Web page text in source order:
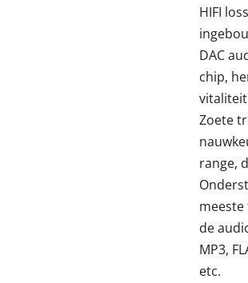
HIFI
DAC
chip,
Zoete
range,
de
MP3,
etc.